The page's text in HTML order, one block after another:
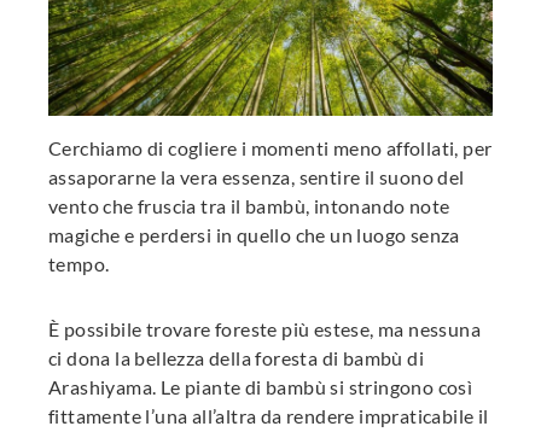
Cerchiamo di cogliere i momenti meno affollati, per
assaporarne la vera essenza, sentire il suono del
vento che fruscia tra il bambù, intonando note
magiche e perdersi in quello che un luogo senza
tempo.
È possibile trovare foreste più estese, ma nessuna
ci dona la bellezza della foresta di bambù di
Arashiyama. Le piante di bambù si stringono così
fittamente l’una all’altra da rendere impraticabile il